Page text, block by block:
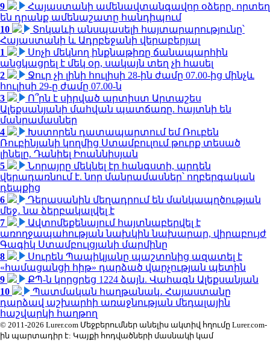
9
Հայաստանի ամենավտանգավոր օձերը. որտեղ
են դրանք ամենաշատը հանդիպում
10
Տոկաևի անսպասելի հայտարարությունը՝
Հայաստանի և Ադրբեջանի վերաբերյալ
1
Սոչի մեկնող ինքնաթիռը ճանապարհին
անցկացրել է մեկ օր, սակայն տեղ չի հասել
2
Ջուր չի լինի հուլիսի 28-ին ժամը 07.00-ից մինչև
հուլիսի 29-ը ժամը 07.00-ն
3
Ո՞րն է սիրված արտիստ Արտաշես
Ալեքսանյանի մահվան պատճառը. հայտնի են
մանրամասներ
4
Խստորեն դատապարտում եմ Ռուբեն
Ռուբինյանի կողմից Ստամբուլում թուրք տեսած
լինելը. Դանիել Իոաննիսյան
5
Նորայրը մեկնել էր հանգստի, արդեն
վերադառնում է. նոր մանրամասներ՝ ողբերգական
դեպքից
6
Դերասանին մեղադրում են մանկապղծության
մեջ․ նա ձերբակալվել է
7
Ավտոմեքենայում հայտնաբերվել է
առողջապահության նախկին նախարար, վիրաբույժ
Գագիկ Ստամբուլցյանի մարմինը
8
Սուրեն Պապիկյանը պաշտոնից ազատել է
«համացանցի հիթ» դարձած վարչության պետին
9
ՔՊ-ն կորցրեց 1224 ձայն. Վահագն Ալեքսանյան
10
Պատմական հաղթանակ․ Հայաստանը
դարձավ աշխարհի առաջնության մեդալային
հաշվարկի հաղթող
© 2011-2026 Lurer.com Մեջբերումներ անելիս ակտիվ հղումը Lurer.com-
ին պարտադիր է: Կայքի հոդվածների մասնակի կամ